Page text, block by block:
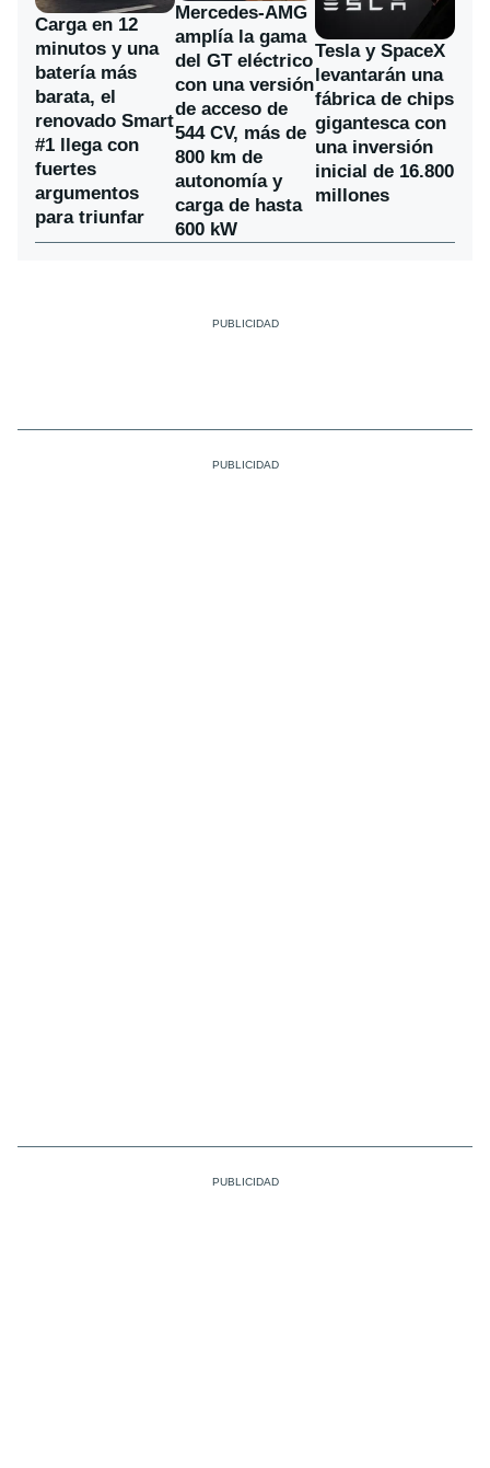
Carga en 12
minutos y una
batería más
barata, el
renovado Smart
#1 llega con
fuertes
argumentos
para triunfar
Mercedes-AMG
amplía la gama
del GT eléctrico
con una versión
de acceso de
544 CV, más de
800 km de
autonomía y
carga de hasta
600 kW
Tesla y SpaceX
levantarán una
fábrica de chips
gigantesca con
una inversión
inicial de 16.800
millones